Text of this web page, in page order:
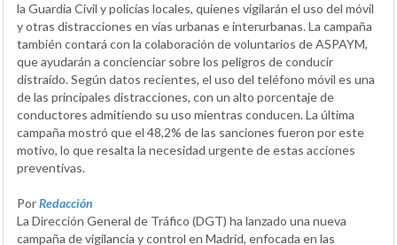
la Guardia Civil y policías locales, quienes vigilarán el uso del móvil
y otras distracciones en vías urbanas e interurbanas. La campaña
también contará con la colaboración de voluntarios de ASPAYM,
que ayudarán a concienciar sobre los peligros de conducir
distraído. Según datos recientes, el uso del teléfono móvil es una
de las principales distracciones, con un alto porcentaje de
conductores admitiendo su uso mientras conducen. La última
campaña mostró que el 48,2% de las sanciones fueron por este
motivo, lo que resalta la necesidad urgente de estas acciones
preventivas.
PorRedacción
La Dirección General de Tráfico (DGT) ha lanzado una nueva
campaña de vigilancia y control en Madrid, enfocada en las